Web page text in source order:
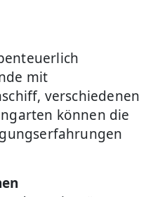
mit
verschiedenen
können die